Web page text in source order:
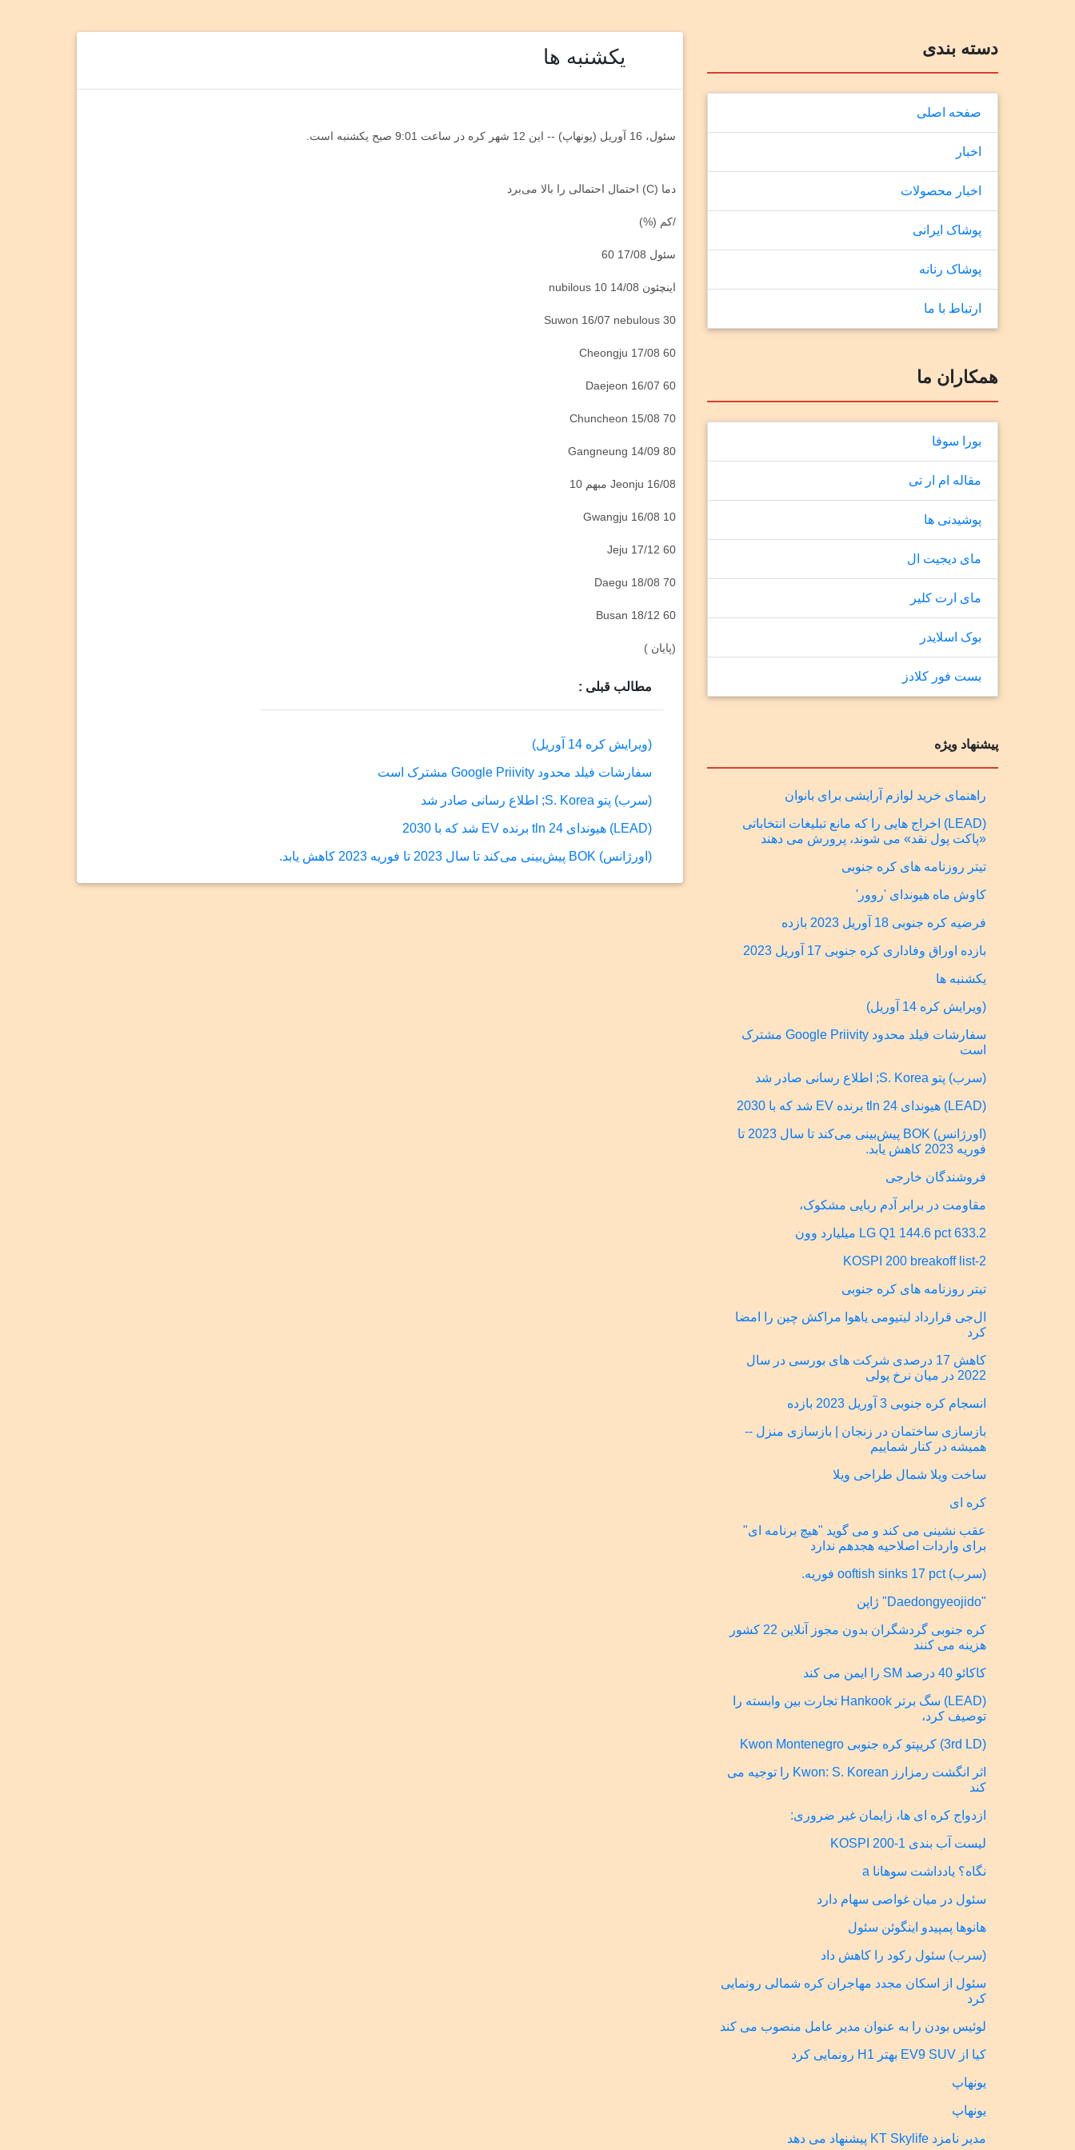
دسته بندی
صفحه اصلی
اخبار
اخبار محصولات
پوشاک ایرانی
پوشاک رنانه
ارتباط با ما
همکاران ما
بورا سوفا
مقاله ام ار تی
پوشیدنی ها
مای دیجیت ال
مای ارت کلیر
بوک اسلایدر
بست فور کلادز
پیشنهاد ویژه
راهنمای خرید لوازم آرایشی برای بانوان
(LEAD) اخراج هایی را که مانع تبلیغات انتخاباتی
«پاکت پول نقد» می شوند، پرورش می دهند
تیتر روزنامه های کره جنوبی
کاوش ماه هیوندای 'روور'
فرضیه کره جنوبی 18 آوریل 2023 بازده
بازده اوراق وفاداری کره جنوبی 17 آوریل 2023
یکشنبه ها
(ویرایش کره 14 آوریل)
سفارشات فیلد محدود Google Priivity مشترک
است
(سرب) پتو S. Korea; اطلاع رسانی صادر شد
(LEAD) هیوندای 24 tln برنده EV شد که با 2030
(اورژانس) BOK پیش‌بینی می‌کند تا سال 2023 تا
فوریه 2023 کاهش یابد.
فروشندگان خارجی
مقاومت در برابر آدم ربایی مشکوک،
LG Q1 144.6 pct 633.2 میلیارد وون
KOSPI 200 breakoff list-2
تیتر روزنامه های کره جنوبی
ال‌جی قرارداد لیتیومی یاهوا مراکش چین را امضا
کرد
کاهش 17 درصدی شرکت های بورسی در سال
2022 در میان نرخ پولی
انسجام کره جنوبی 3 آوریل 2023 بازده
بازسازی ساختمان در زنجان | بازسازی منزل --
همیشه در کنار شماییم
ساخت ویلا شمال طراحی ویلا
کره ای
عقب نشینی می کند و می گوید "هیچ برنامه ای"
برای واردات اصلاحیه هجدهم ندارد
(سرب) ooftish sinks 17 pct فوریه.
"Daedongyeojido" ژاپن
کره جنوبی گردشگران بدون مجوز آنلاین 22 کشور
هزینه می کنند
کاکائو 40 درصد SM را ایمن می کند
(LEAD) سگ برتر Hankook تجارت بین وابسته را
توصیف کرد،
(3rd LD) کریپتو کره جنوبی Kwon Montenegro
اثر انگشت رمزارز Kwon: S. Korean را توجیه می
کند
ازدواج کره ای ها، زایمان غیر ضروری:
لیست آب بندی KOSPI 200-1
نگاه؟ یادداشت سوهانا a
سئول در میان غواصی سهام دارد
هانوها پمپیدو اینگوئن سئول
(سرب) سئول رکود را کاهش داد
سئول از اسکان مجدد مهاجران کره شمالی رونمایی
کرد
لوئیس بودن را به عنوان مدیر عامل منصوب می کند
کیا از EV9 SUV بهتر H1 رونمایی کرد
یونهاپ
یونهاپ
مدیر نامزد KT Skylife پیشنهاد می دهد
یکشنبه ها
سئول، 16 آوریل (یونهاپ) -- این 12 شهر کره در ساعت 9:01 صبح یکشنبه است.
دما (C) احتمال احتمالی را بالا می‌برد
/کم (%)
سئول 17/08 60
اینچئون 14/08 nubilous 10
Suwon 16/07 nebulous 30
Cheongju 17/08 60
Daejeon 16/07 60
Chuncheon 15/08 70
Gangneung 14/09 80
Jeonju 16/08 مبهم 10
Gwangju 16/08 10
Jeju 17/12 60
Daegu 18/08 70
Busan 18/12 60
(پایان )
مطالب قبلی :
(ویرایش کره 14 آوریل)
سفارشات فیلد محدود Google Priivity مشترک است
(سرب) پتو S. Korea; اطلاع رسانی صادر شد
(LEAD) هیوندای 24 tln برنده EV شد که با 2030
(اورژانس) BOK پیش‌بینی می‌کند تا سال 2023 تا فوریه 2023 کاهش یابد.